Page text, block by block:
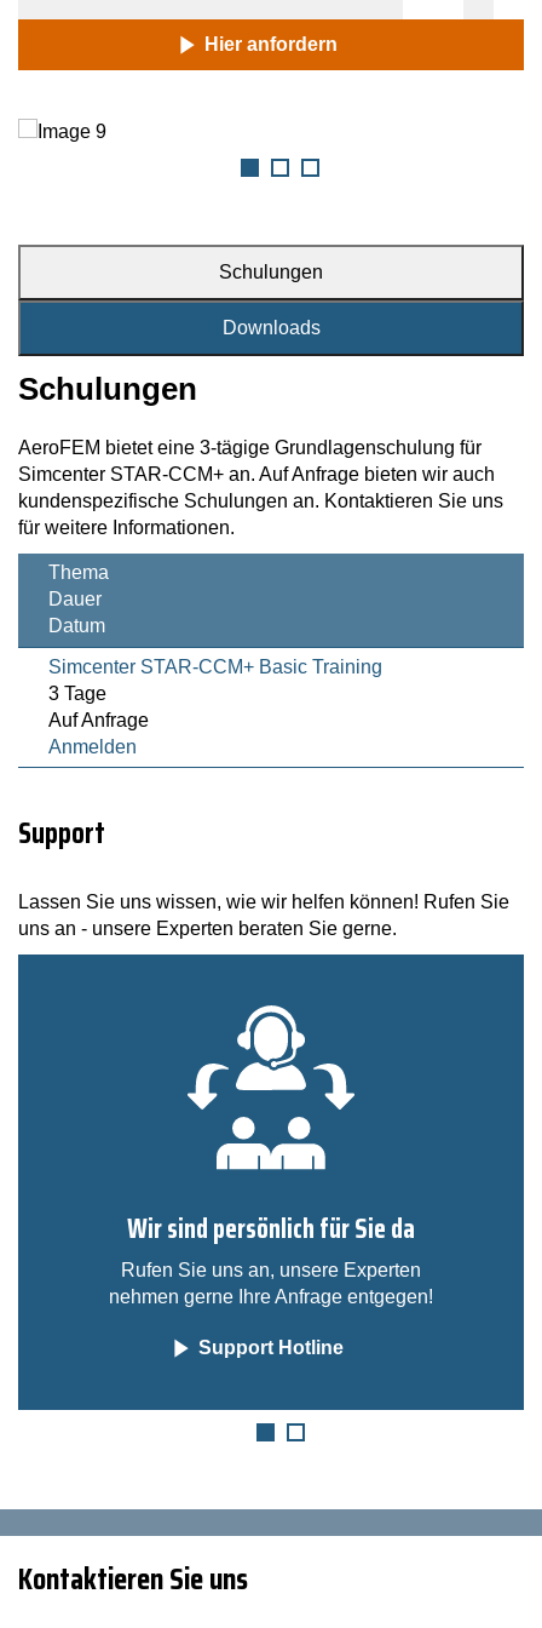
Hier anfordern
Schulungen
Downloads
Schulungen
AeroFEM bietet eine 3-tägige Grundlagenschulung für
Simcenter STAR-CCM+ an. Auf Anfrage bieten wir auch
kundenspezifische Schulungen an. Kontaktieren Sie uns
für weitere Informationen.
Thema
Dauer
Datum
Simcenter STAR-CCM+ Basic Training
3 Tage
Auf Anfrage
Anmelden
Support
Lassen Sie uns wissen, wie wir helfen können! Rufen Sie
uns an - unsere Experten beraten Sie gerne.
Wir sind persönlich für Sie da
Rufen Sie uns an, unsere Experten
nehmen gerne Ihre Anfrage entgegen!
Support Hotline
Kontaktieren Sie uns